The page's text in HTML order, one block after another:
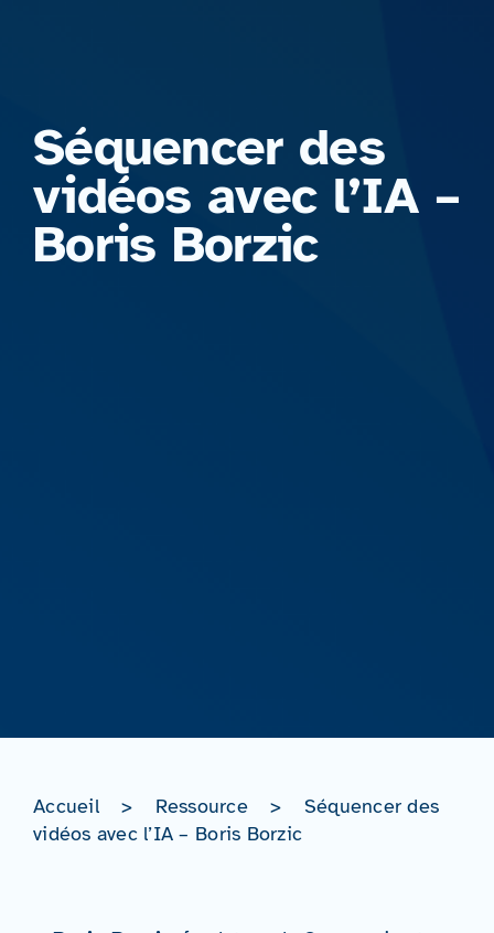
Séquencer des
vidéos avec l’IA –
Boris Borzic
Accueil > Ressource >
Séquencer des
vidéos avec l’IA – Boris Borzic